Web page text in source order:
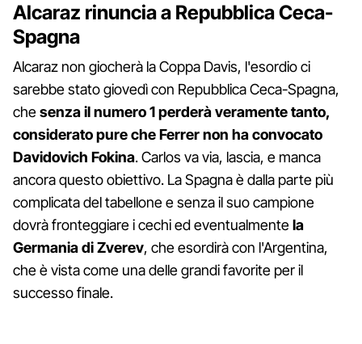
Alcaraz rinuncia a Repubblica Ceca-
Spagna
Alcaraz non giocherà la Coppa Davis, l'esordio ci
sarebbe stato giovedì con Repubblica Ceca-Spagna,
chesenza il numero 1 perderà veramente tanto,
considerato pure che Ferrer non ha convocato
Davidovich Fokina. Carlos va via, lascia, e manca
ancora questo obiettivo. La Spagna è dalla parte più
complicata del tabellone e senza il suo campione
dovrà fronteggiare i cechi ed eventualmentela
Germania di Zverev, che esordirà con l'Argentina,
che è vista come una delle grandi favorite per il
successo finale.